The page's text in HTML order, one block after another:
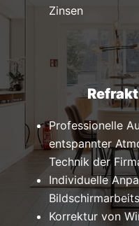
Zinsen
Professionelle
entspannter
Technik der
Individuelle
Korrektur von